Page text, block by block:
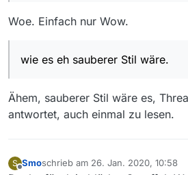
Woe. Einfach nur Wow.
wie es eh sauberer Stil wäre.
Ähem, sauberer Stil wäre es,
antwortet, auch einmal zu lesen.
S
Offline
Smoschrieb am 26. Jan. 2020, 10:58
zuletzt editiert von